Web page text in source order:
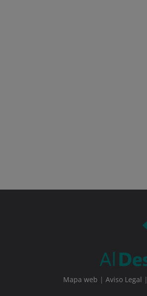
Mapa web | Aviso Legal |